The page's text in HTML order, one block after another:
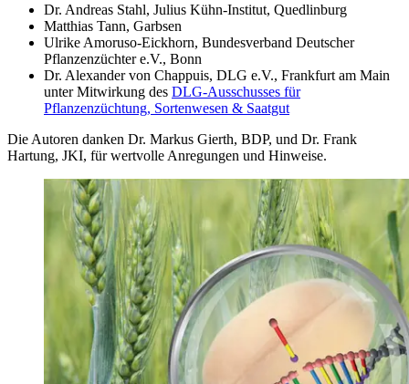
Dr. Andreas Stahl, Julius Kühn-Institut, Quedlinburg
Matthias Tann, Garbsen
Ulrike Amoruso-Eickhorn, Bundesverband Deutscher
Pflanzenzüchter e.V., Bonn
Dr. Alexander von Chappuis, DLG e.V., Frankfurt am Main
unter Mitwirkung des DLG-Ausschusses für
Pflanzenzüchtung, Sortenwesen & Saatgut
Die Autoren danken Dr. Markus Gierth, BDP, und Dr. Frank
Hartung, JKI, für wertvolle Anregungen und Hinweise.